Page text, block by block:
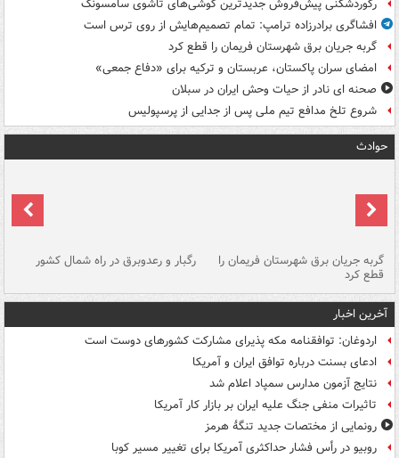
رکوردشکنی پیش‌فروش جدیدترین گوشی‌های تاشوی سامسونگ
افشاگری برادرزاده ترامپ: تمام تصمیم‌هایش از روی ترس است
گربه جریان برق شهرستان فریمان را قطع کرد
امضای سران پاکستان، عربستان و ترکیه برای «دفاع جمعی»
صحنه ای نادر از حیات وحش ایران در سبلان
شروع تلخ مدافع تیم ملی پس از جدایی از پرسپولیس
حوادث
گربه جریان برق شهرستان فریمان را
قطع کرد
رگبار و رعدوبرق در راه شمال کشور
آخرین اخبار
اردوغان: توافقنامه مکه پذیرای مشارکت کشورهای دوست است
ادعای بسنت درباره توافق ایران و آمریکا
نتایج آزمون مدارس سمپاد اعلام شد
تاثیرات منفی جنگ علیه ایران بر بازار کار آمریکا
رونمایی از مختصات جدید تنگۀ هرمز
روبیو در رأس فشار حداکثری آمریکا برای تغییر مسیر کوبا